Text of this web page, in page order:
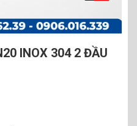
INOX 304 2 ĐẦU